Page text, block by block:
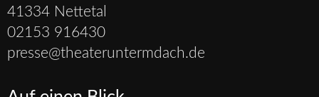
41334 Nettetal
02153 916430
presse@theateruntermdach.de